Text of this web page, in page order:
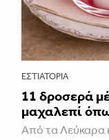
ΕΣΤΙΑΤΌΡΙΑ
11 δροσερά
μαχαλεπί
Από τα Λεύκαρα